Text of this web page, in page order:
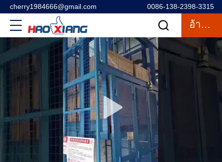
cherry1984666@gmail.com 0086-138-2398-3315
อ้างอิง